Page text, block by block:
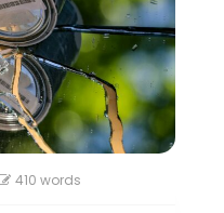
410 words